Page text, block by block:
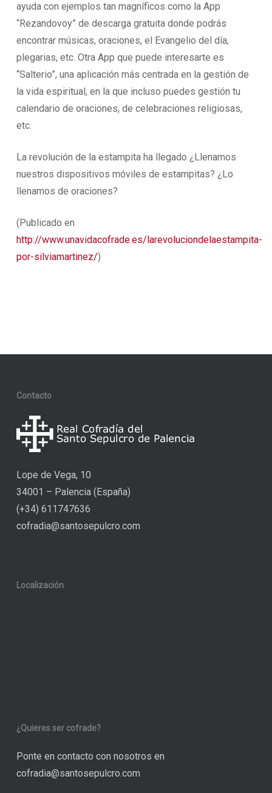
ayuda con ejemplos tan magníficos como la App
“Rezandovoy” de descarga gratuita donde podrás
encontrar músicas, oraciones, el Evangelio del día,
plegarias, etc. Otra App que puede interesarte es
“Salterio”, una aplicación más centrada en la gestión de
la vida espiritual, en la que incluso puedes gestión tu
calendario de oraciones, de celebraciones religiosas,
etc.
La revolución de la estampita ha llegado ¿Llenamos
nuestros dispositivos móviles de estampitas? ¿Lo
llenamos de oraciones?
(Publicado en
http://www.unavidacofrade.es/larevoluciondelaestampita-
por-silviamartinez/)
Contacto
Lope de Vega, 10
34001 – Palencia (España)
(+34) 611747636
cofradia@santosepulcro.com
Localización
¿Quieres ser cofrade?
Ponte en contacto con nosotros en
cofradia@santosepulcro.com